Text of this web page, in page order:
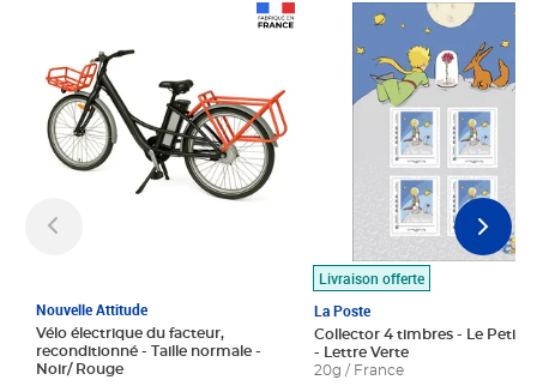
Nouvelle Attitude
Vélo électrique du facteur,
reconditionné - Taille normale -
Noir/ Rouge
Livraison offerte
La Poste
Collector 4 timbres - Le Petit
- Lettre Verte
20g / France
Prix 7,50€